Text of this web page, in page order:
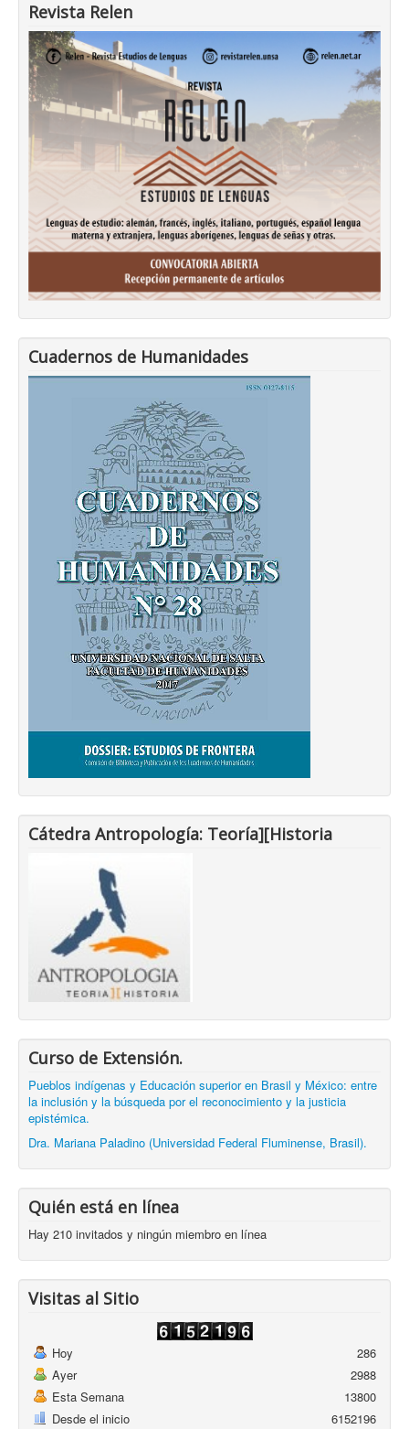
Revista Relen
Cuadernos de Humanidades
Cátedra Antropología: Teoría][Historia
Curso de Extensión.
Pueblos indígenas y Educación superior en Brasil y México: entre
la inclusión y la búsqueda por el reconocimiento y la justicia
epistémica.
Dra. Mariana Paladino (Universidad Federal Fluminense, Brasil).
Quién está en línea
Hay 210 invitados y ningún miembro en línea
Visitas al Sitio
Hoy
Ayer
Esta Semana
Desde el inicio
286
2988
13800
6152196